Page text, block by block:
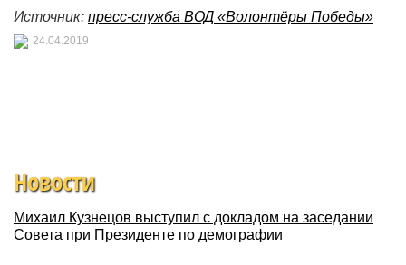
Источник: пресс-служба ВОД «Волонтёры Победы»
24.04.2019
Новости
Михаил Кузнецов выступил с докладом на заседании
Совета при Президенте по демографии